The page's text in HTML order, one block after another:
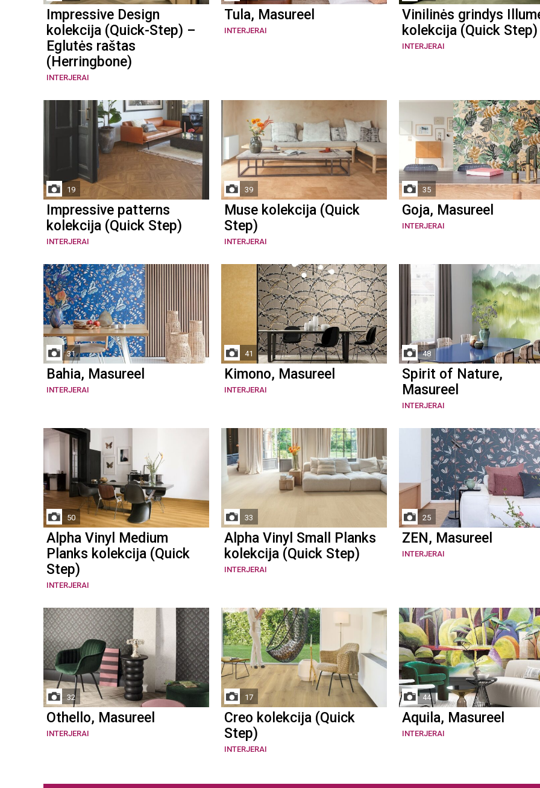
Impressive Design
kolekcija (Quick-Step) –
Eglutės raštas
(Herringbone)
INTERJERAI
Tula, Masureel
INTERJERAI
Vinilinės grindys
kolekcija (Quick Step)
INTERJERAI
19
Impressive patterns
kolekcija (Quick Step)
INTERJERAI
39
Muse kolekcija (Quick
Step)
INTERJERAI
35
Goja, Masureel
INTERJERAI
31
Bahia, Masureel
INTERJERAI
41
Kimono, Masureel
INTERJERAI
48
Spirit of Nature,
Masureel
INTERJERAI
50
Alpha Vinyl Medium
Planks kolekcija (Quick
Step)
INTERJERAI
33
Alpha Vinyl Small Planks
kolekcija (Quick Step)
INTERJERAI
25
ZEN, Masureel
INTERJERAI
32
Othello, Masureel
INTERJERAI
17
Creo kolekcija (Quick
Step)
INTERJERAI
44
Aquila, Masureel
INTERJERAI